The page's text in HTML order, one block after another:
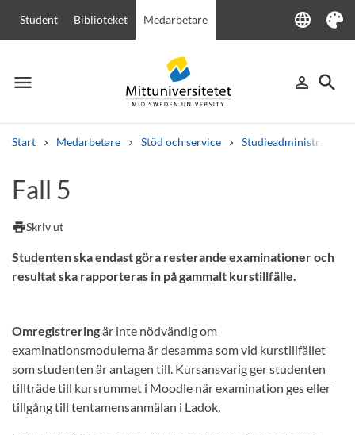
Student Biblioteket Medarbetare language
Language
Tema
menu
Meny person_outline
Logga in
search
Sök
Start Medarbetare Stöd och service Studieadministration
Andra söktjänster
Kurser och program
Fall 5
printSkriv ut
Studenten ska endast göra resterande examinationer och
resultat ska rapporteras in på gammalt kurstillfälle.
Omregistreringär inte nödvändig om
examinationsmodulerna är desamma som vid kurstillfället
som studenten är antagen till. Kursansvarig ger studenten
tillträde till kursrummet i Moodle när examination ges eller
tillgång till tentamensanmälan i Ladok.